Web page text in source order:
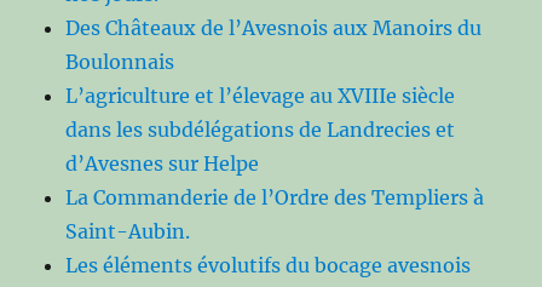
Des Châteaux de l’Avesnois aux Manoirs du
Boulonnais
L’agriculture et l’élevage au XVIIIe siècle
dans les subdélégations de Landrecies et
d’Avesnes sur Helpe
La Commanderie de l’Ordre des Templiers à
Saint-Aubin.
Les éléments évolutifs du bocage avesnois